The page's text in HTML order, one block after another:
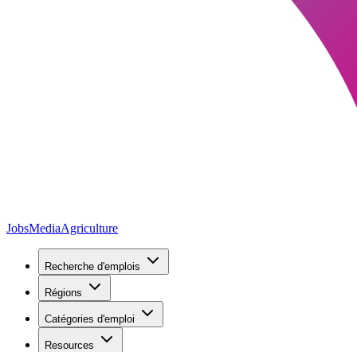
JobsMediaAgriculture
Recherche d'emplois
Régions
Catégories d'emploi
Resources